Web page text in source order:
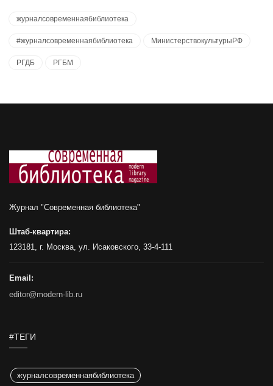
журналсовременнаябиблиотека
#журналсовременнаябиблиотека МинистерствокультурыРФ
РГДБ РГБМ
Журнал "Современная библиотека"
Штаб-квартира:
123181, г. Москва, ул. Исаковского, 33-4-111
Email:
editor@modern-lib.ru
#ТЕГИ
журналсовременнаябиблиотека